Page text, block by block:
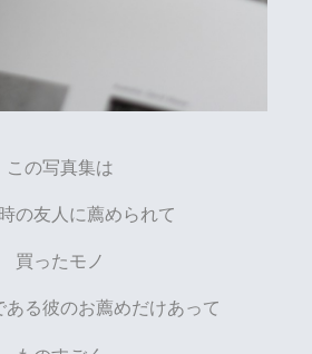
この写真集は
の友人に薦められて
買ったモノ
ある彼のお薦めだけあって